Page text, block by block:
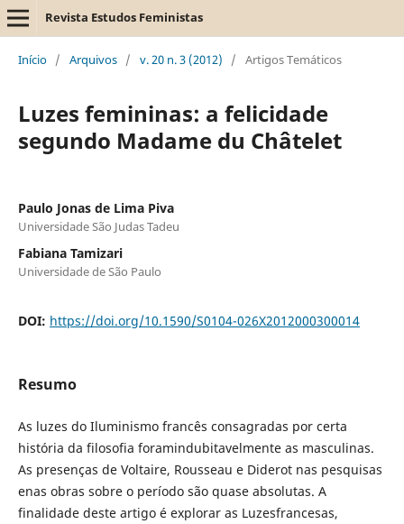
Revista Estudos Feministas
Início / Arquivos / v. 20 n. 3 (2012) / Artigos Temáticos
Luzes femininas: a felicidade
segundo Madame du Châtelet
Paulo Jonas de Lima Piva
Universidade São Judas Tadeu
Fabiana Tamizari
Universidade de São Paulo
DOI: https://doi.org/10.1590/S0104-026X2012000300014
Resumo
As luzes do Iluminismo francês consagradas por certa
história da filosofia foramindubitavelmente as masculinas.
As presenças de Voltaire, Rousseau e Diderot nas pesquisas
enas obras sobre o período são quase absolutas. A
finalidade deste artigo é explorar as Luzesfrancesas,